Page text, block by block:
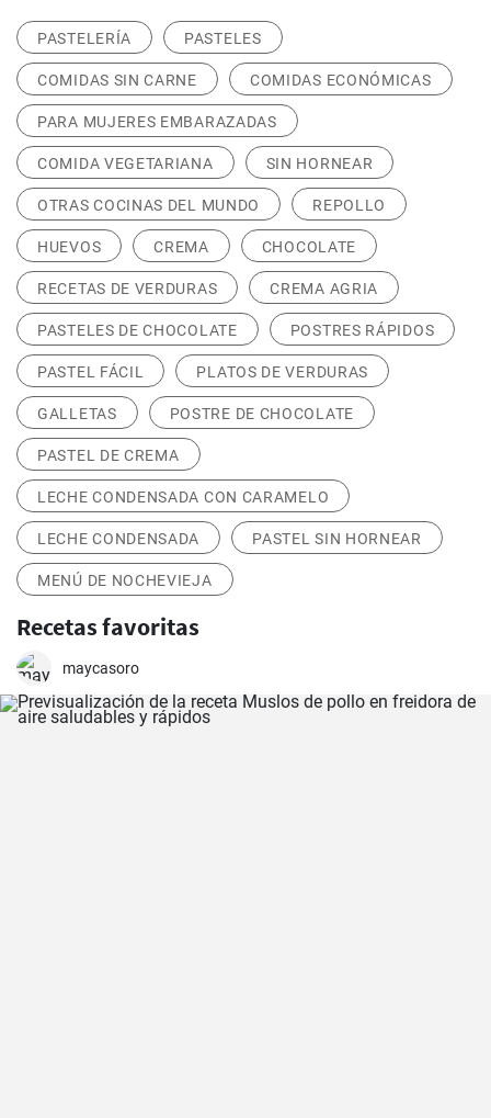
PASTELERÍA PASTELES
COMIDAS SIN CARNE COMIDAS ECONÓMICAS
PARA MUJERES EMBARAZADAS
COMIDA VEGETARIANA SIN HORNEAR
OTRAS COCINAS DEL MUNDO REPOLLO
HUEVOS CREMA CHOCOLATE
RECETAS DE VERDURAS CREMA AGRIA
PASTELES DE CHOCOLATE POSTRES RÁPIDOS
PASTEL FÁCIL PLATOS DE VERDURAS
GALLETAS POSTRE DE CHOCOLATE
PASTEL DE CREMA
LECHE CONDENSADA CON CARAMELO
LECHE CONDENSADA PASTEL SIN HORNEAR
MENÚ DE NOCHEVIEJA
Recetas favoritas
maycasoro